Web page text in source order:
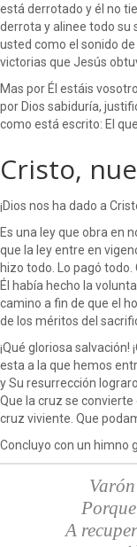
está derrotado y él no
derrota y alinee todo su
usted como el sonido
victorias que Jesús
Mas por Él estáis
por Dios sabiduría,
como está escrito: El
Cristo,
¡Dios nos ha dado a
Es una ley que obra en
que la ley entre en
hizo todo. Lo pagó todo.
Él había hecho la
camino a fin de que el
de los méritos del
¡Qué gloriosa salvación!
esta a la que hemos
y Su resurrección
Que la cruz se
cruz viviente. Que
Concluyo con un himno
A